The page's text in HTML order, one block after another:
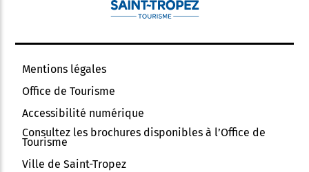
Mentions légales
Office de Tourisme
Accessibilité numérique
Consultez les brochures disponibles à l’Office de
Tourisme
Ville de Saint-Tropez